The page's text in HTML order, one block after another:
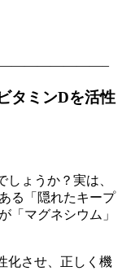
タミンDを活性
ょうか？実は、
る「隠れたキープ
「マグネシウム」
化させ、正しく機